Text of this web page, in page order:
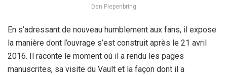
Dan Piepenbring
En s’adressant de nouveau humblement aux fans, il expose
la manière dont l’ouvrage s’est construit après le 21 avril
2016. Il raconte le moment où il a rendu les pages
manuscrites, sa visite du Vault et la façon dont il a